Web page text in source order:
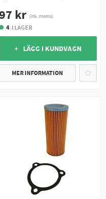
kr (ink. moms)
4 I LAGER
+ LÄGG I KUNDVAGN
MER INFORMATION